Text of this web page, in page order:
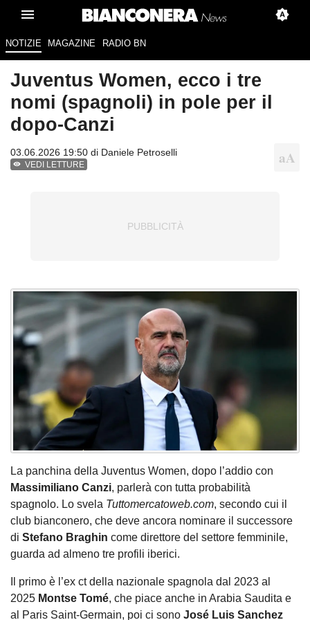
NOTIZIE MAGAZINE RADIO BN
Juventus Women, ecco i tre
nomi (spagnoli) in pole per il
dopo-Canzi
03.06.2026 19:50 di Daniele Petroselli
VEDI LETTURE
La panchina della Juventus Women, dopo l’addio con
Massimiliano Canzi, parlerà con tutta probabilità
spagnolo. Lo svela Tuttomercatoweb.com, secondo cui il
club bianconero, che deve ancora nominare il successore
di Stefano Braghin come direttore del settore femminile,
guarda ad almeno tre profili iberici.
Il primo è l’ex ct della nazionale spagnola dal 2023 al
2025 Montse Tomé, che piace anche in Arabia Saudita e
al Paris Saint-Germain, poi ci sono José Luis Sanchez